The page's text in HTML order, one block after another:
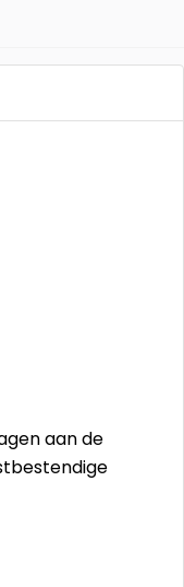
aan de